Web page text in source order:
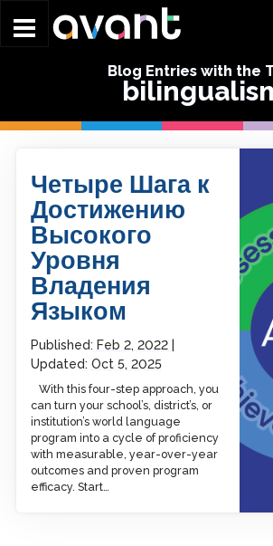
Blog Entries with the
Четыре Шага к
Достижению
Высокого
Уровня
Владения
Языком
Published: Feb 2, 2022
Updated: Oct 5, 2025
With this four-step approach, you
can turn your school’s, district’s, or
institution’s world language
program into a cycle of proficiency
with measurable, year-over-year
outcomes and proven program
efficacy. Start…
Language Learners